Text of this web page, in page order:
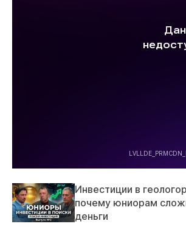
Инвестиции в
почему юниорам
деньги